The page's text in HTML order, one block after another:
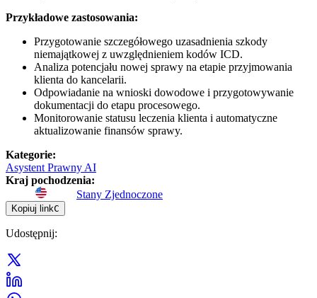
Przykładowe zastosowania:
Przygotowanie szczegółowego uzasadnienia szkody
niemajątkowej z uwzględnieniem kodów ICD.
Analiza potencjału nowej sprawy na etapie przyjmowania
klienta do kancelarii.
Odpowiadanie na wnioski dowodowe i przygotowywanie
dokumentacji do etapu procesowego.
Monitorowanie statusu leczenia klienta i automatyczne
aktualizowanie finansów sprawy.
Kategorie:
Asystent Prawny AI
Kraj pochodzenia:
Stany Zjednoczone
Kopiuj linkC
Udostępnij: